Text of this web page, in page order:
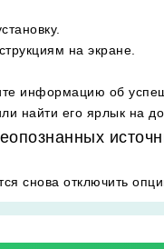
на экране.
информацию об
найти его ярлык на
снова отключить